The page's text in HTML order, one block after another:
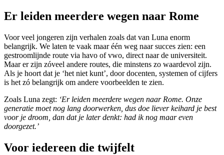
Er leiden meerdere wegen naar Rome
Voor veel jongeren zijn verhalen zoals dat van Luna enorm
belangrijk. We laten te vaak maar één weg naar succes zien: een
gestroomlijnde route via havo of vwo, direct naar de universiteit.
Maar er zijn zóveel andere routes, die minstens zo waardevol zijn.
Als je hoort dat je ‘het niet kunt’, door docenten, systemen of cijfers
is het zó belangrijk om andere voorbeelden te zien.
Zoals Luna zegt: ‘Er leiden meerdere wegen naar Rome. Onze
generatie moet nog lang doorwerken, dus doe liever keihard je best
voor je droom, dan dat je later denkt: had ik nog maar even
doorgezet.’
Voor iedereen die twijfelt